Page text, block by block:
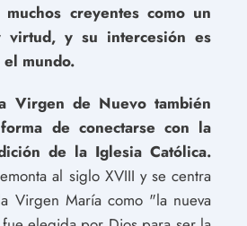
creyentes como un
y su intercesión es
mundo.
Virgen de Nuevo también
de conectarse con la
de la Iglesia Católica.
al siglo XVIII y se centra
Virgen María como "la nueva